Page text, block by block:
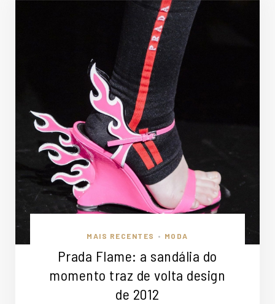
MAIS RECENTES • MODA
Prada Flame: a sandália do
momento traz de volta design
de 2012